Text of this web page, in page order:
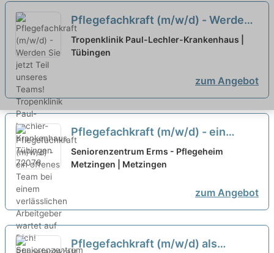
Pflegefachkraft (m/w/d) - Werden
Sie jetzt Teil unseres Teams! neu
Tropenklinik Paul-Lechler-Krankenhaus |
Tübingen
zum Angebot
Pflegefachkraft (m/w/d) - ein
offenes Team bei einem
verlässlichen Arbeitgeber wartet
Seniorenzentrum Erms - Pflegeheim
Metzingen | Metzingen
zum Angebot
Pflegefachkraft (m/w/d) als